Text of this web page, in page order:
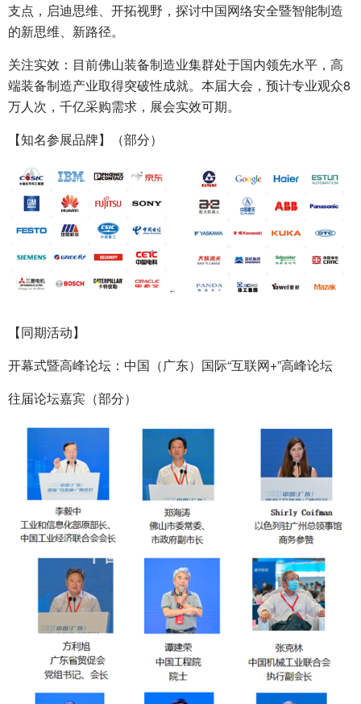
支点，启迪思维、开拓视野，探讨中国网络安全暨智能制造
的新思维、新路径。
关注实效：目前佛山装备制造业集群处于国内领先水平，高
端装备制造产业取得突破性成就。本届大会，预计专业观众8
万人次，千亿采购需求，展会实效可期。
【知名参展品牌】（部分）
【同期活动】
开幕式暨高峰论坛：中国（广东）国际“互联网+”高峰论坛
往届论坛嘉宾（部分）